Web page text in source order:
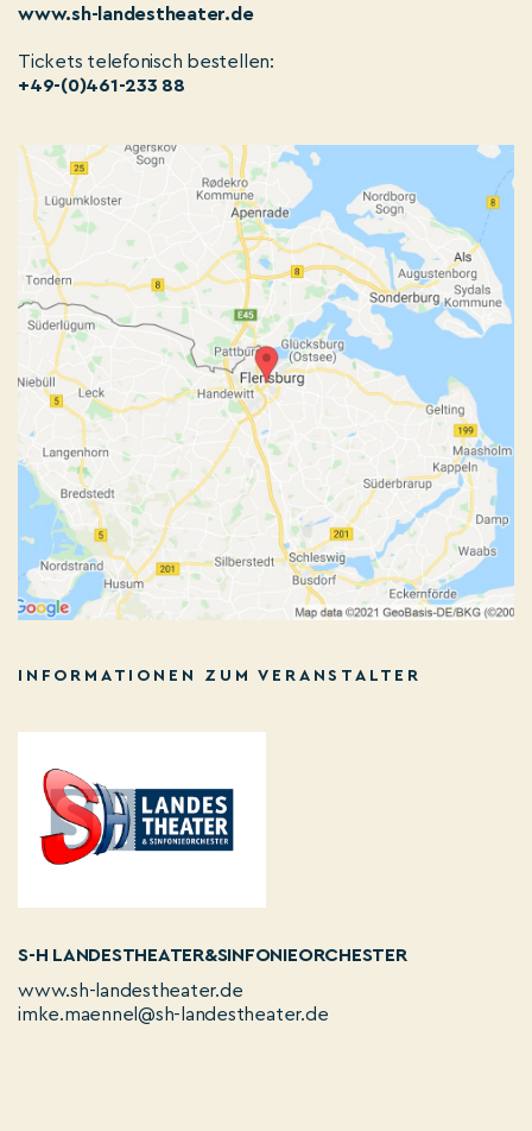
www.sh-landestheater.de
Tickets telefonisch bestellen:
+49-(0)461-233 88
INFORMATIONEN ZUM VERANSTALTER
S-H LANDESTHEATER&SINFONIEORCHESTER
www.sh-landestheater.de
imke.maennel@sh-landestheater.de